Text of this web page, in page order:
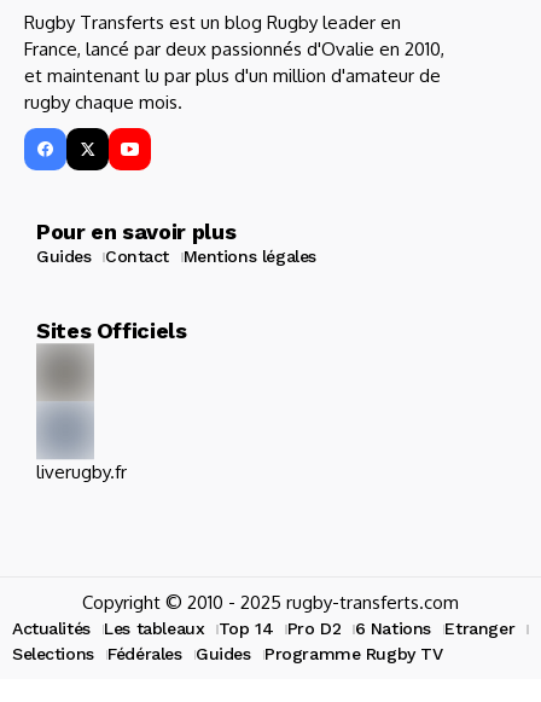
Rugby Transferts est un blog Rugby leader en
France, lancé par deux passionnés d'Ovalie en 2010,
et maintenant lu par plus d'un million d'amateur de
rugby chaque mois.
Pour en savoir plus
Guides Contact Mentions légales
Sites Officiels
liverugby.fr
Copyright © 2010 - 2025 rugby-transferts.com
Actualités Les tableaux Top 14 Pro D2 6 Nations
Etranger
Selections
Fédérales Guides Programme Rugby TV